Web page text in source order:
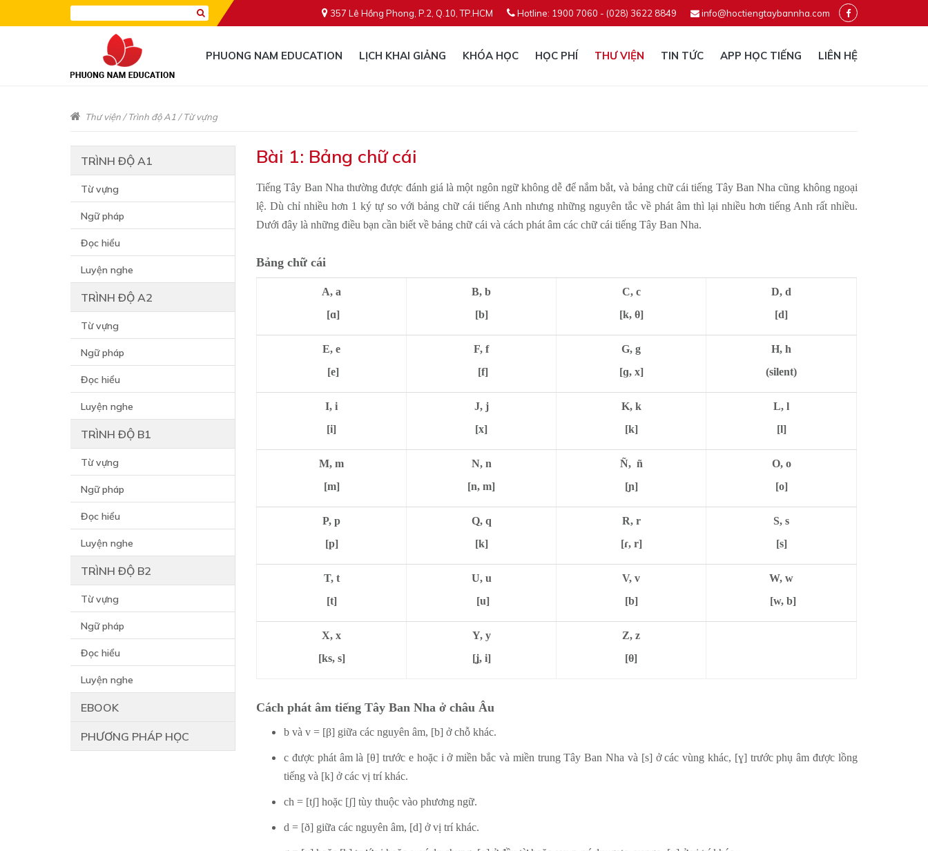
357 Lê Hồng Phong, P.2, Q.10, TP.HCM Hotline: 1900 7060 - (028) 3622 8849 info@hoctiengtaybannha.com
PHUONG NAM EDUCATION LỊCH KHAI GIẢNG KHÓA HỌC HỌC PHÍ THƯ VIỆN TIN TỨC APP HỌC TIẾNG LIÊN HỆ
Thư viện/Trình độ A1 /Từ vựng
TRÌNH ĐỘ A1
Từ vựng
Ngữ pháp
Đọc hiểu
Luyện nghe
TRÌNH ĐỘ A2
Từ vựng
Ngữ pháp
Đọc hiểu
Luyện nghe
TRÌNH ĐỘ B1
Từ vựng
Ngữ pháp
Đọc hiểu
Luyện nghe
TRÌNH ĐỘ B2
Từ vựng
Ngữ pháp
Đọc hiểu
Luyện nghe
EBOOK
PHƯƠNG PHÁP HỌC
Bài 1: Bảng chữ cái
Tiếng Tây Ban Nha thường được đánh giá là một ngôn ngữ không dễ để nắm bắt, và bảng chữ cái tiếng Tây Ban Nha cũng không ngoại
lệ. Dù chỉ nhiều hơn 1 ký tự so với bảng chữ cái tiếng Anh nhưng những nguyên tắc về phát âm thì lại nhiều hơn tiếng Anh rất nhiều.
Dưới đây là những điều bạn cần biết về bảng chữ cái và cách phát âm các chữ cái tiếng Tây Ban Nha.
Bảng chữ cái
A, a
[ɑ]
B, b
[b]
C, c
[k, θ]
D, d
[d]
E, e
[e]
F, f
[f]
G, g
[ɡ, x]
H, h
(silent)
I, i
[i]
J, j
[x]
K, k
[k]
L, l
[l]
M, m
[m]
N, n
[n, m]
Ñ, ñ
[ɲ]
O, o
[o]
P, p
[p]
Q, q
[k]
R, r
[ɾ, r]
S, s
[s]
T, t
[t]
U, u
[u]
V, v
[b]
W, w
[w, b]
X, x
[ks, s]
Y, y
[ʝ, i]
Z, z
[θ]
Cách phát âm tiếng Tây Ban Nha ở châu Âu
b và v = [β] giữa các nguyên âm, [b] ở chỗ khác.
c được phát âm là [θ] trước e hoặc i ở miền bắc và miền trung Tây Ban Nha và [s] ở các vùng khác, [ɣ] trước phụ âm được lồng
tiếng và [k] ở các vị trí khác.
ch = [tʃ] hoặc [ʃ] tùy thuộc vào phương ngữ.
d = [ð] giữa các nguyên âm, [d] ở vị trí khác.